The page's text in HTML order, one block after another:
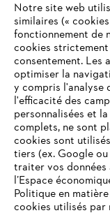
L'Entreprise
STIHL FAQ
Notre site web
similaires («
fonctionnement de
cookies strictement
consentement. Les
optimiser la
y compris l'analyse
l'efficacité des
personnalisées et
complets, ne sont
cookies sont
tiers (ex. Google
traiter vos données
l’Espace
Politique en
cookies utilisés par